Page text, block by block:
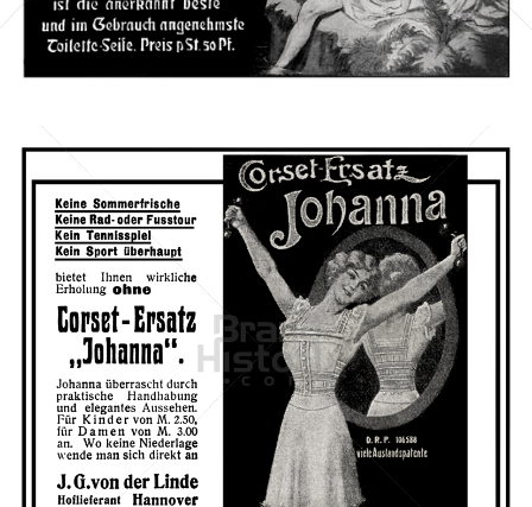
Bild-ID: 3110
J. G. von der Linde, Hannover
J. G. von der Linde, Hannover
1905